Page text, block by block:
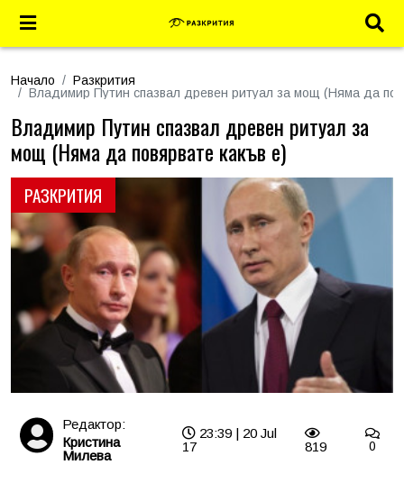
Начало
Разкрития
Владимир Путин спазвал древен ритуал за мощ (Няма да
РАЗКРИТИЯ
Владимир Путин спазвал древен ритуал за
мощ (Няма да повярвате какъв е)
Редактор:
Кристина
Милева
23:39 | 20 Jul
17
819 0